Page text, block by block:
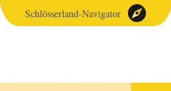
Schlösserland-Navigator